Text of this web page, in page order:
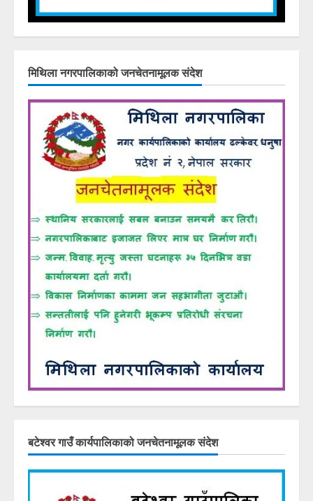
मिथिला नगरपालिकाको जनचेतनामूलक संदेश
बटेश्वर गाउँ कार्यपालिकाको जनचेतनामूलक संदेश